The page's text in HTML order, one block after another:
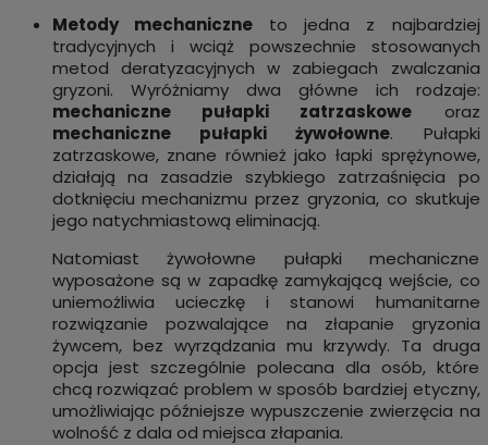
Metody mechaniczneto jedna z najbardziej
tradycyjnych i wciąż powszechnie stosowanych
metod deratyzacyjnych w zabiegach zwalczania
gryzoni. Wyróżniamy dwa główne ich rodzaje:
mechaniczne pułapki zatrzaskowe oraz
mechaniczne pułapki żywołowne. Pułapki
zatrzaskowe, znane również jako łapki sprężynowe,
działają na zasadzie szybkiego zatrzaśnięcia po
dotknięciu mechanizmu przez gryzonia, co skutkuje
jego natychmiastową eliminacją.
Natomiast żywołowne pułapki mechaniczne
wyposażone są w zapadkę zamykającą wejście, co
uniemożliwia ucieczkę i stanowi humanitarne
rozwiązanie pozwalające na złapanie gryzonia
żywcem, bez wyrządzania mu krzywdy. Ta druga
opcja jest szczególnie polecana dla osób, które
chcą rozwiązać problem w sposób bardziej etyczny,
umożliwiając późniejsze wypuszczenie zwierzęcia na
wolność z dala od miejsca złapania.